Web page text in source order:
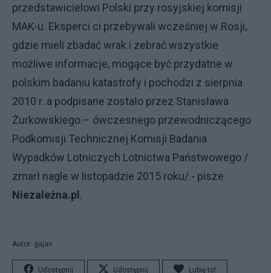
przedstawicielowi Polski przy rosyjskiej komisji
MAK-u. Eksperci ci przebywali wcześniej w Rosji,
gdzie mieli zbadać wrak i zebrać wszystkie
możliwe informacje, mogące być przydatne w
polskim badaniu katastrofy i pochodzi z sierpnia
2010 r. a podpisane zostało przez Stanisława
Żurkowskiego – ówczesnego przewodniczącego
Podkomisji Technicznej Komisji Badania
Wypadków Lotniczych Lotnictwa Państwowego /
zmarł nagle w listopadzie 2015 roku/.- pisze
Niezależna.pl.
Autor: gajan
Udostępnij Udostępnij Lubię to!